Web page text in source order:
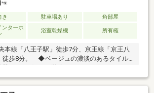
き 駐車場あり
角部屋
ンターホ
浴室乾燥機 所有権
線「八王子駅」徒歩7分、京王線「京王八
徒歩8分。 ◆ベージュの濃淡のあるタイル
を一本入った、低層マンションや商業ビル
んだ一角にあります。 ◆東側に面した前面